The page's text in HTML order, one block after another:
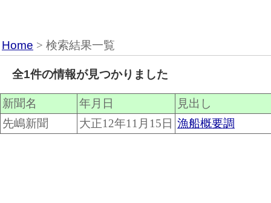
Home > 検索結果一覧
全1件の情報が見つかりました
新聞名 年月日
見出し
先嶋新聞
大正12年11月15日 漁船概要調